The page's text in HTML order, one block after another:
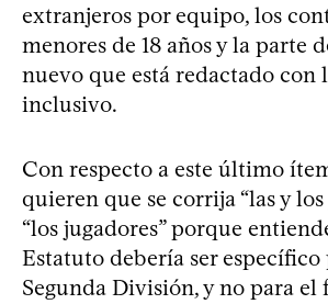
extranjeros por equipo, los
menores de 18 años y la parte
nuevo que está redactado con
inclusivo.
Con respecto a este último
quieren que se corrija “las y
“los jugadores” porque
Estatuto debería ser
Segunda División, y no para el